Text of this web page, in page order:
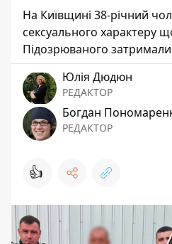
На Київщині 38-річний
сексуального характеру
Підозрюваного затримали
Юлія Дюдюн
РЕДАКТОР
Богдан
РЕДАКТОР
👍